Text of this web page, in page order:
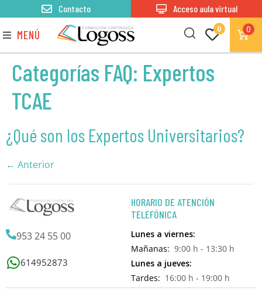
MENÚ 0 0
Contacto Acceso aula virtual
Categorías FAQ: Expertos
TCAE
¿Qué son los Expertos Universitarios?
← Anterior
953 24 55 00
614952873
HORARIO DE ATENCIÓN
TELEFÓNICA
Lunes a viernes:
Mañanas: 9:00 h - 13:30 h
Lunes a jueves:
Tardes: 16:00 h - 19:00 h